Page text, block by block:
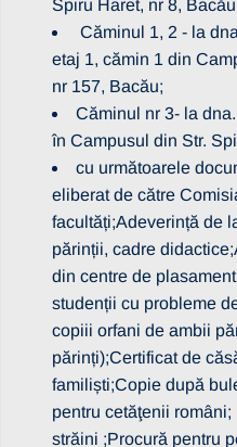
Spiru Haret, nr 8,
Căminul 1, 2 - la
etaj 1, cămin 1 din
nr 157, Bacău;
Căminul nr 3- la
în Campusul din Str.
cu următoarele
eliberat de către
facultăți;Adeverință de
părinții, cadre
din centre de
studenții cu probleme
copiii orfani de ambii
părinți);Certificat de
familiști;Copie după
pentru cetăţenii
străini ;Procură pentru